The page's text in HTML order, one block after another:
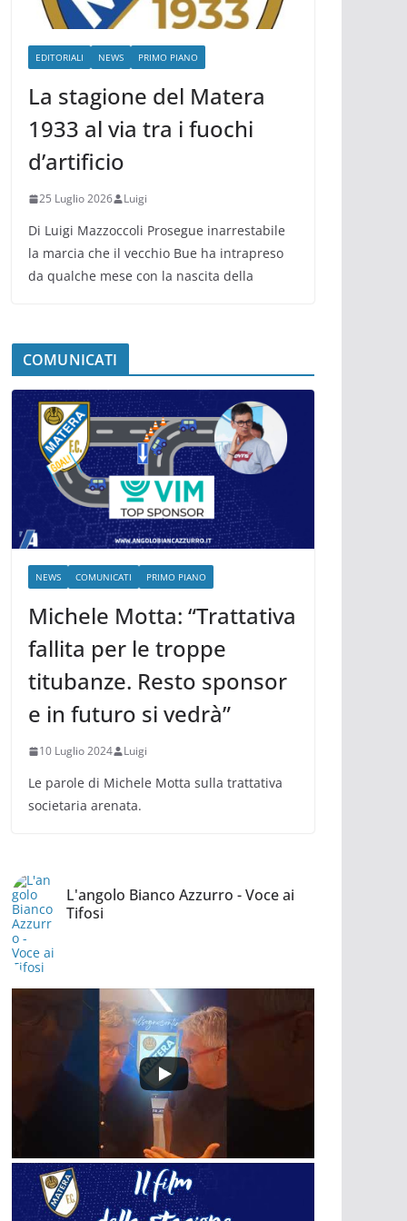
EDITORIALI NEWS PRIMO PIANO
La stagione del Matera
1933 al via tra i fuochi
d’artificio
25 Luglio 2026 Luigi
Di Luigi Mazzoccoli Prosegue inarrestabile
la marcia che il vecchio Bue ha intrapreso
da qualche mese con la nascita della
COMUNICATI
NEWS COMUNICATI PRIMO PIANO
Michele Motta: “Trattativa
fallita per le troppe
titubanze. Resto sponsor
e in futuro si vedrà”
10 Luglio 2024 Luigi
Le parole di Michele Motta sulla trattativa
societaria arenata.
L'angolo Bianco Azzurro - Voce ai
Tifosi